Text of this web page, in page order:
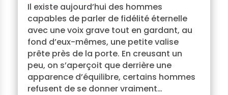
Il existe aujourd’hui des hommes
capables de parler de fidélité éternelle
avec une voix grave tout en gardant, au
fond d’eux-mêmes, une petite valise
prête près de la porte. En creusant un
peu, on s’aperçoit que derrière une
apparence d’équilibre, certains hommes
refusent de se donner vraiment…